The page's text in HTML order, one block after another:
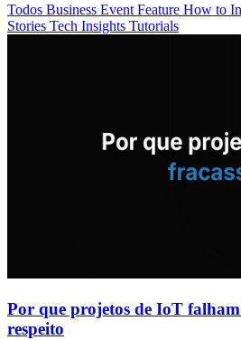
Todos Business Event Feature How to
Stories Tech Insights Tutorials
Por que projetos de IoT falham
respeito